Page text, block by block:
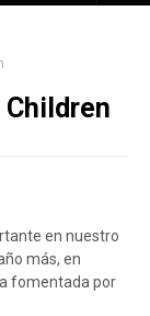
en nuestro
más, en
fomentada por